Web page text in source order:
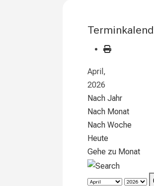
April,
2026
Nach Jahr
Nach Monat
Nach Woche
Heute
Gehe zu Monat